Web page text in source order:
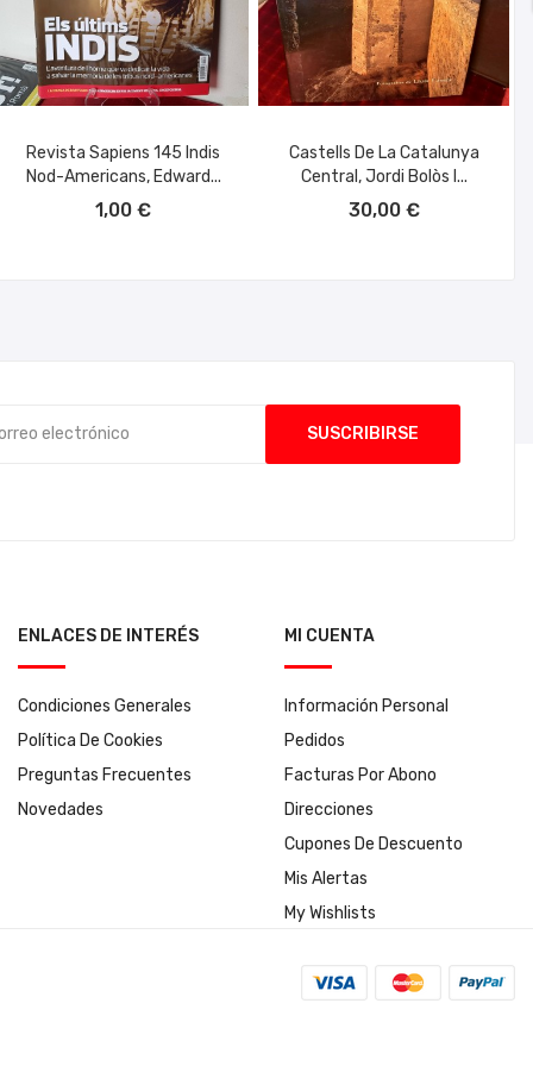
Revista Sapiens 145 Indis
Nod-Americans, Edward...
1,00 €
Castells De La Catalunya
Central, Jordi Bolòs I...
30,00 €
ENLACES DE INTERÉS
Condiciones Generales
Política De Cookies
Preguntas Frecuentes
Novedades
MI CUENTA
Información Personal
Pedidos
Facturas Por Abono
Direcciones
Cupones De Descuento
Mis Alertas
My Wishlists